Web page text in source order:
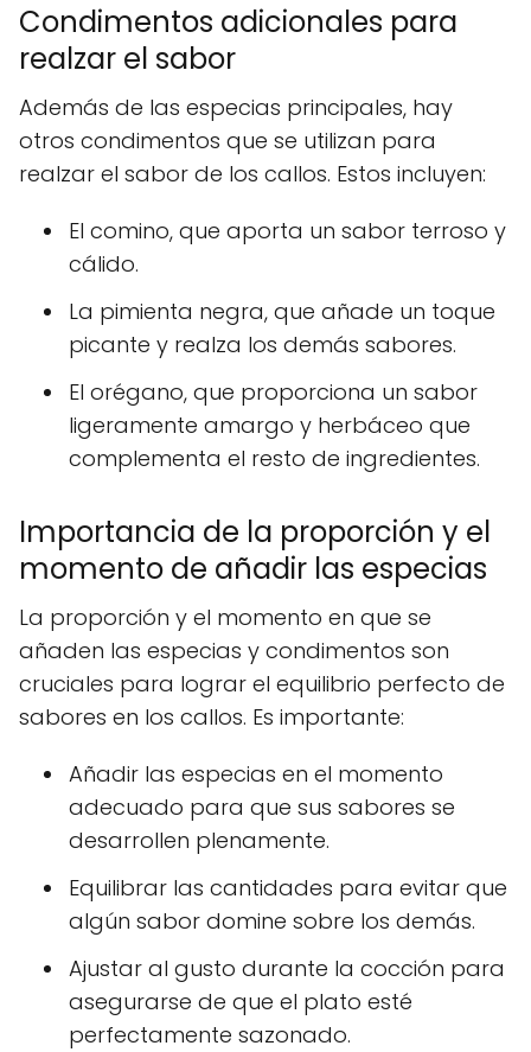
Condimentos adicionales para
realzar el sabor
Además de las especias principales, hay
otros condimentos que se utilizan para
realzar el sabor de los callos. Estos incluyen:
El comino, que aporta un sabor terroso y
cálido.
La pimienta negra, que añade un toque
picante y realza los demás sabores.
El orégano, que proporciona un sabor
ligeramente amargo y herbáceo que
complementa el resto de ingredientes.
Importancia de la proporción y el
momento de añadir las especias
La proporción y el momento en que se
añaden las especias y condimentos son
cruciales para lograr el equilibrio perfecto de
sabores en los callos. Es importante:
Añadir las especias en el momento
adecuado para que sus sabores se
desarrollen plenamente.
Equilibrar las cantidades para evitar que
algún sabor domine sobre los demás.
Ajustar al gusto durante la cocción para
asegurarse de que el plato esté
perfectamente sazonado.